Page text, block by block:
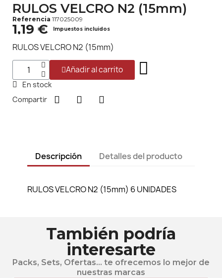
RULOS VELCRO N2 (15mm)
Referencia 117025009
1,19 € Impuestos incluidos
RULOS VELCRO N2 (15mm)
Añadir al carrito
En stock
Compartir
Descripción Detalles del producto
RULOS VELCRO N2 (15mm) 6 UNIDADES
También podría
interesarte
Packs, Sets, Ofertas... te ofrecemos lo mejor de
nuestras marcas